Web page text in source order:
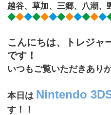
越谷、草加、三郷、八潮、
◆◆◆◆◆◆◆◆◆◆◆◆
こんにちは、トレジャ
です！
いつもご覧いただきあり
本日は Nintendo
す！！